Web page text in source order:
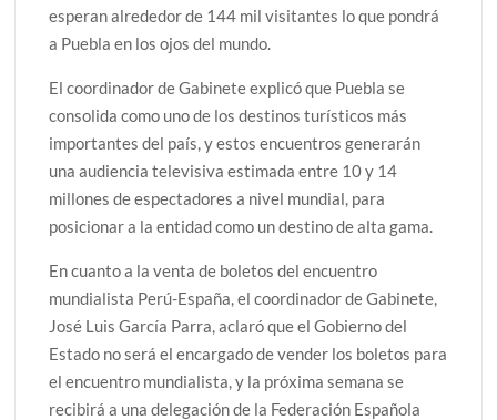
esperan alrededor de 144 mil visitantes lo que pondrá
a Puebla en los ojos del mundo.
El coordinador de Gabinete explicó que Puebla se
consolida como uno de los destinos turísticos más
importantes del país, y estos encuentros generarán
una audiencia televisiva estimada entre 10 y 14
millones de espectadores a nivel mundial, para
posicionar a la entidad como un destino de alta gama.
En cuanto a la venta de boletos del encuentro
mundialista Perú-España, el coordinador de Gabinete,
José Luis García Parra, aclaró que el Gobierno del
Estado no será el encargado de vender los boletos para
el encuentro mundialista, y la próxima semana se
recibirá a una delegación de la Federación Española